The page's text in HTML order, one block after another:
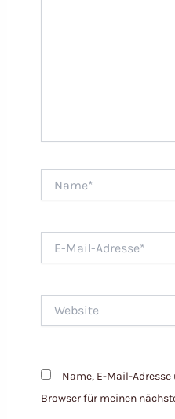
Mail-
Name, E-Mail-
Browser für meinen